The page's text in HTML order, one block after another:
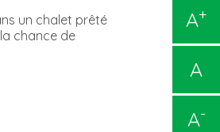
A+
A
A-
un chalet prêté
chance de